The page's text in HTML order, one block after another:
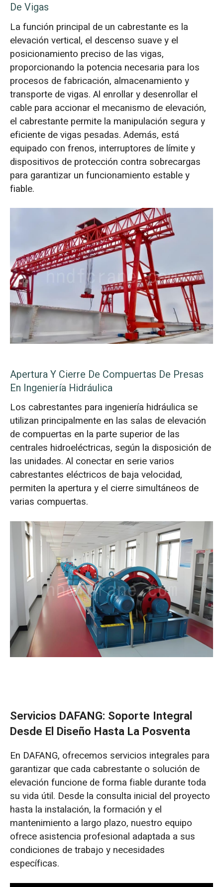
De Vigas
La función principal de un cabrestante es la
elevación vertical, el descenso suave y el
posicionamiento preciso de las vigas,
proporcionando la potencia necesaria para los
procesos de fabricación, almacenamiento y
transporte de vigas. Al enrollar y desenrollar el
cable para accionar el mecanismo de elevación,
el cabrestante permite la manipulación segura y
eficiente de vigas pesadas. Además, está
equipado con frenos, interruptores de límite y
dispositivos de protección contra sobrecargas
para garantizar un funcionamiento estable y
fiable.
Apertura Y Cierre De Compuertas De Presas
En Ingeniería Hidráulica
Los cabrestantes para ingeniería hidráulica se
utilizan principalmente en las salas de elevación
de compuertas en la parte superior de las
centrales hidroeléctricas, según la disposición de
las unidades. Al conectar en serie varios
cabrestantes eléctricos de baja velocidad,
permiten la apertura y el cierre simultáneos de
varias compuertas.
Servicios DAFANG: Soporte Integral
Desde El Diseño Hasta La Posventa
En DAFANG, ofrecemos servicios integrales para
garantizar que cada cabrestante o solución de
elevación funcione de forma fiable durante toda
su vida útil. Desde la consulta inicial del proyecto
hasta la instalación, la formación y el
mantenimiento a largo plazo, nuestro equipo
ofrece asistencia profesional adaptada a sus
condiciones de trabajo y necesidades
específicas.